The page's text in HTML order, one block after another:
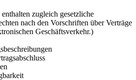
zugleich gesetzliche
nach den Vorschriften über Verträge
Geschäftsverkehr.)